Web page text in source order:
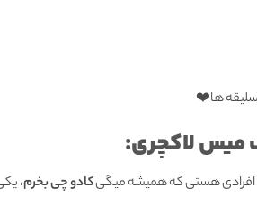
ها❤️
میس لاکچری:
افرادی هستی که همیشه میگیکادو چی بخرم،